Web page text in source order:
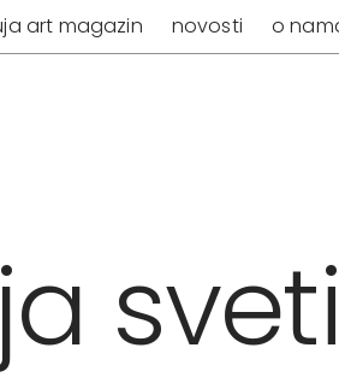
art magazin novosti o